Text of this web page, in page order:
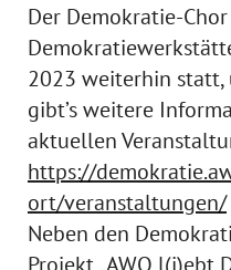
Der Demokratie-
2023 weiterhin
gibt’s weitere
aktuellen
https://
ort/veranstaltungen/
Neben den